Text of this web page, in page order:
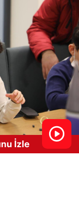
İzle